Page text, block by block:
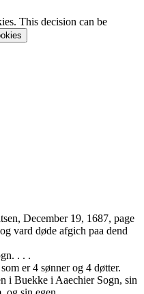
This decision can be
December 19, 1687, page
vard døde afgich paa dend
. . .
er 4 sønner og 4 døtter.
i Buekke i Aaechier Sogn, sin